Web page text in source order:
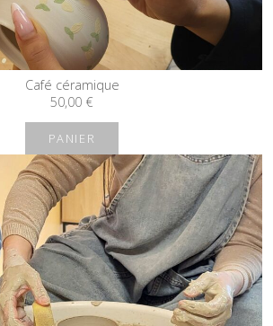
Café céramique
50,00 €
PANIER